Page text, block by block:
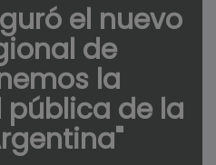
el nuevo
de
la
de la